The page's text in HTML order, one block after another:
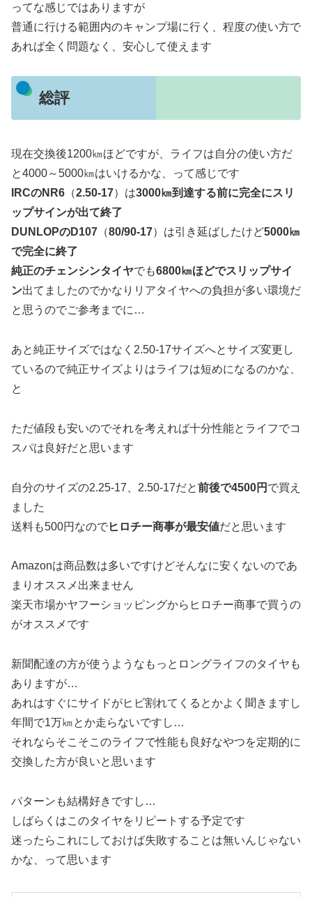
ってな感じではありますが
普通に行ける範囲内のキャンプ場に行く、程度の使い方で
あれば全く問題なく、安心して使えます
総評
現在交換後1200㎞ほどですが、ライフは自分の使い方だ
と4000～5000㎞はいけるかな、って感じです
IRCのNR6 （2.50-17）は3000㎞到達する前に完全にスリ
ップサインが出て終了
DUNLOPのD107 （80/90-17）は引き延ばしたけど5000㎞
で完全に終了
純正のチェンシンタイヤでも6800㎞ほどでスリップサイ
ン出てましたのでかなりリアタイヤへの負担が多い環境だ
と思うのでご参考までに…
あと純正サイズではなく2.50-17サイズへとサイズ変更し
ているので純正サイズよりはライフは短めになるのかな、
と
ただ値段も安いのでそれを考えれば十分性能とライフでコ
スパは良好だと思います
自分のサイズの2.25-17、2.50-17だと前後で4500円 で買え
ました
送料も500円なのでヒロチー商事が最安値だと思います
Amazonは商品数は多いですけどそんなに安くないのであ
まりオススメ出来ません
楽天市場かヤフーショッピングからヒロチー商事で買うの
がオススメです
新聞配達の方が使うようなもっとロングライフのタイヤも
ありますが…
あれはすぐにサイドがヒビ割れてくるとかよく聞きますし
年間で1万㎞とか走らないですし…
それならそこそこのライフで性能も良好なやつを定期的に
交換した方が良いと思います
パターンも結構好きですし…
しばらくはこのタイヤをリピートする予定です
迷ったらこれにしておけば失敗することは無いんじゃない
かな、って思います